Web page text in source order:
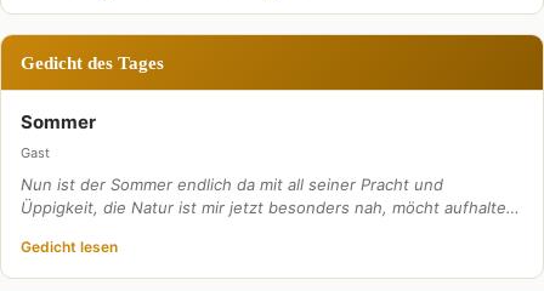
Gedicht des Tages
Sommer
Gast
Nun ist der Sommer endlich da mit all seiner Pracht und
Üppigkeit, die Natur ist mir jetzt besonders nah, möcht aufhalte…
Gedicht lesen